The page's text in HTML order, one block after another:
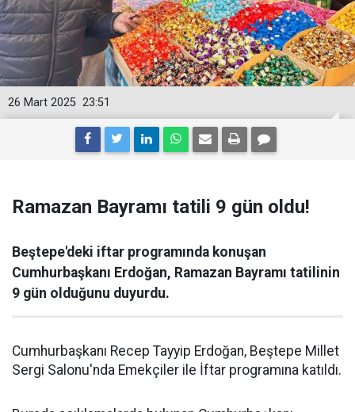
23:51
26 Mart 2025
Ramazan Bayramı tatili 9 gün oldu!
Beştepe'deki iftar programında konuşan
Cumhurbaşkanı Erdoğan, Ramazan Bayramı tatilinin
9 gün olduğunu duyurdu.
Cumhurbaşkanı Recep Tayyip Erdoğan, Beştepe Millet
Sergi Salonu'nda Emekçiler ile İftar programına katıldı.